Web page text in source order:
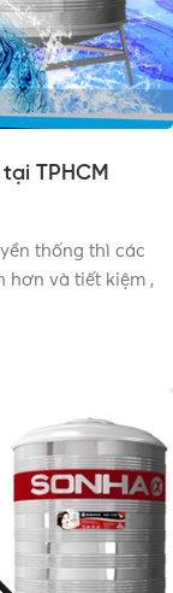
TPHCM
thống thì các
hơn và tiết kiệm ,